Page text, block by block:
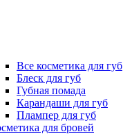
Все косметика для губ
Блеск для губ
Губная помада
Карандаши для губ
Плампер для губ
для бровей